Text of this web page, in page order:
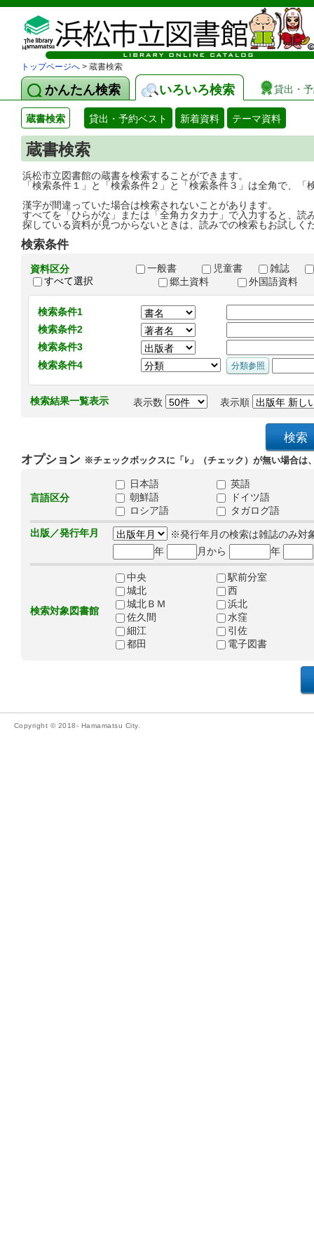
トップページへ > 蔵書検索
かんたん検索 いろいろ検索 貸出・
蔵書検索 貸出・予約ベスト 新着資料 テーマ資料
蔵書検索
浜松市立図書館の蔵書を検索することができます。
「検索条件１」と「検索条件２」と「検索条件３」は全角で、
漢字が間違っていた場合は検索されないことがあります。
すべてを「ひらがな」または「全角カタカナ」で入力すると、読
探している資料が見つからないときは、読みでの検索もお試しく
検索条件
資料区分
すべて選択
一般書 児童書
雑誌
郷土資料
外国語資料
検索条件1
検索条件2
検索条件3
検索条件4
検索結果一覧表示 表示数 表示順
オプション ※チェックボックスに「ﾚ」（チェック）が無い場合は
言語区分
日本語
英語
朝鮮語
ドイツ語
ロシア語
タガログ語
出版／発行年月
※発行年月の検索は雑誌のみ対
年
月から 年
検索対象図書館
中央
駅前分室
城北
西
城北ＢＭ
浜北
佐久間
水窪
細江
引佐
都田
電子図書
Copyright © 2018- Hamamatsu City.